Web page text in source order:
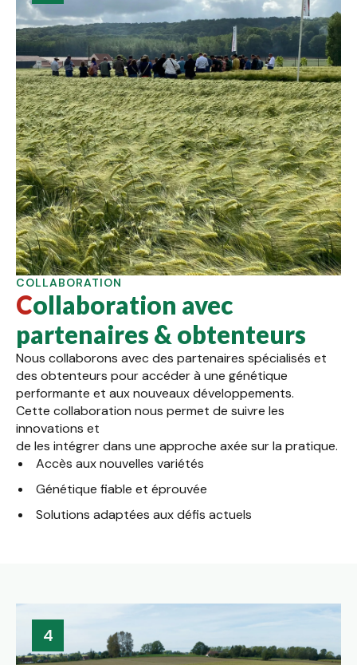
COLLABORATION
Collaboration avec
partenaires & obtenteurs
Nous collaborons avec des partenaires spécialisés et
des obtenteurs pour accéder à une génétique
performante et aux nouveaux développements.
Cette collaboration nous permet de suivre les
innovations et
de les intégrer dans une approche axée sur la pratique.
Accès aux nouvelles variétés
Génétique fiable et éprouvée
Solutions adaptées aux défis actuels
4